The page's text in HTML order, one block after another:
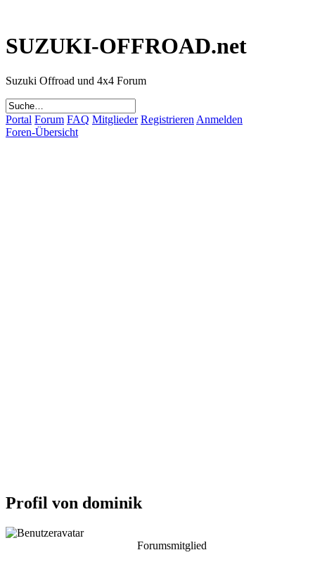
SUZUKI-OFFROAD.net
Suzuki Offroad und 4x4 Forum
Portal Forum FAQ Mitglieder Registrieren Anmelden
Foren-Übersicht
Profil von dominik
Forumsmitglied